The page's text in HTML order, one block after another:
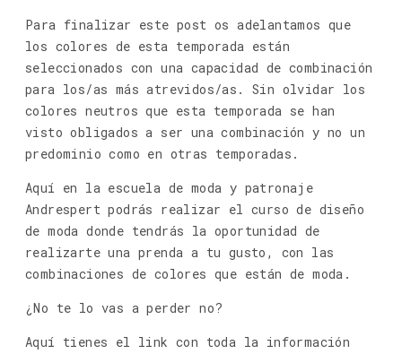
Para finalizar este post os adelantamos que
los colores de esta temporada están
seleccionados con una capacidad de combinación
para los/as más atrevidos/as. Sin olvidar los
colores neutros que esta temporada se han
visto obligados a ser una combinación y no un
predominio como en otras temporadas.
Aquí en la escuela de moda y patronaje
Andrespert podrás realizar el curso de diseño
de moda donde tendrás la oportunidad de
realizarte una prenda a tu gusto, con las
combinaciones de colores que están de moda.
¿No te lo vas a perder no?
Aquí tienes el link con toda la información